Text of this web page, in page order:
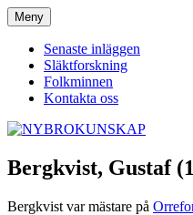
Hoppa
till
innehåll
NYBROKUNSKAP
Meny
Senaste inläggen
Släktforskning
Folkminnen
Kontakta oss
Bergkvist, Gustaf
Bergkvist var mästare på